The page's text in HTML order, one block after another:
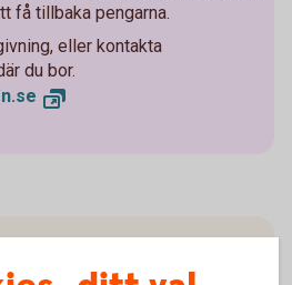
få tillbaka pengarna.
eller kontakta
du bor.
hur du kan